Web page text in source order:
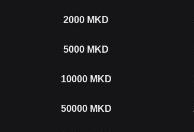
2000 MKD
5000 MKD
10000 MKD
50000 MKD